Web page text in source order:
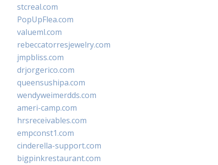
stcreal.com
PopUpFlea.com
valueml.com
rebeccatorresjewelry.com
jmpbliss.com
drjorgerico.com
queensushipa.com
wendyweimerdds.com
ameri-camp.com
hrsreceivables.com
empconst1.com
cinderella-support.com
bigpinkrestaurant.com